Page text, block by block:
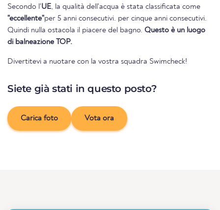
Secondo l'UE, la qualità dell'acqua è stata classificata come
"eccellente"per 5 anni consecutivi. per cinque anni consecutivi.
Quindi nulla ostacola il piacere del bagno. Questo è un luogo
di balneazione TOP.
Divertitevi a nuotare con la vostra squadra Swimcheck!
Siete già stati in questo posto?
Carica foto Vota ora